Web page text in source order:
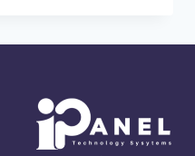
01554305486